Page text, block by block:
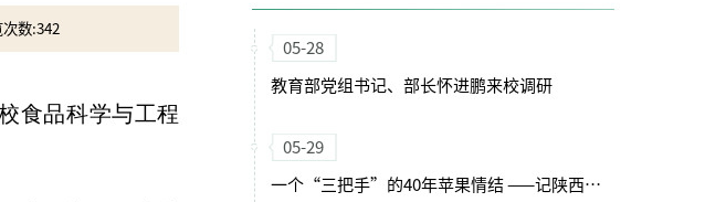
次数:342
食品科学与工程
05-28
教育部党组书记、部长怀进鹏来校调研
05-29
一个“三把手”的40年苹果情结 ——记陕西“最美科技工作者”马锋旺教授